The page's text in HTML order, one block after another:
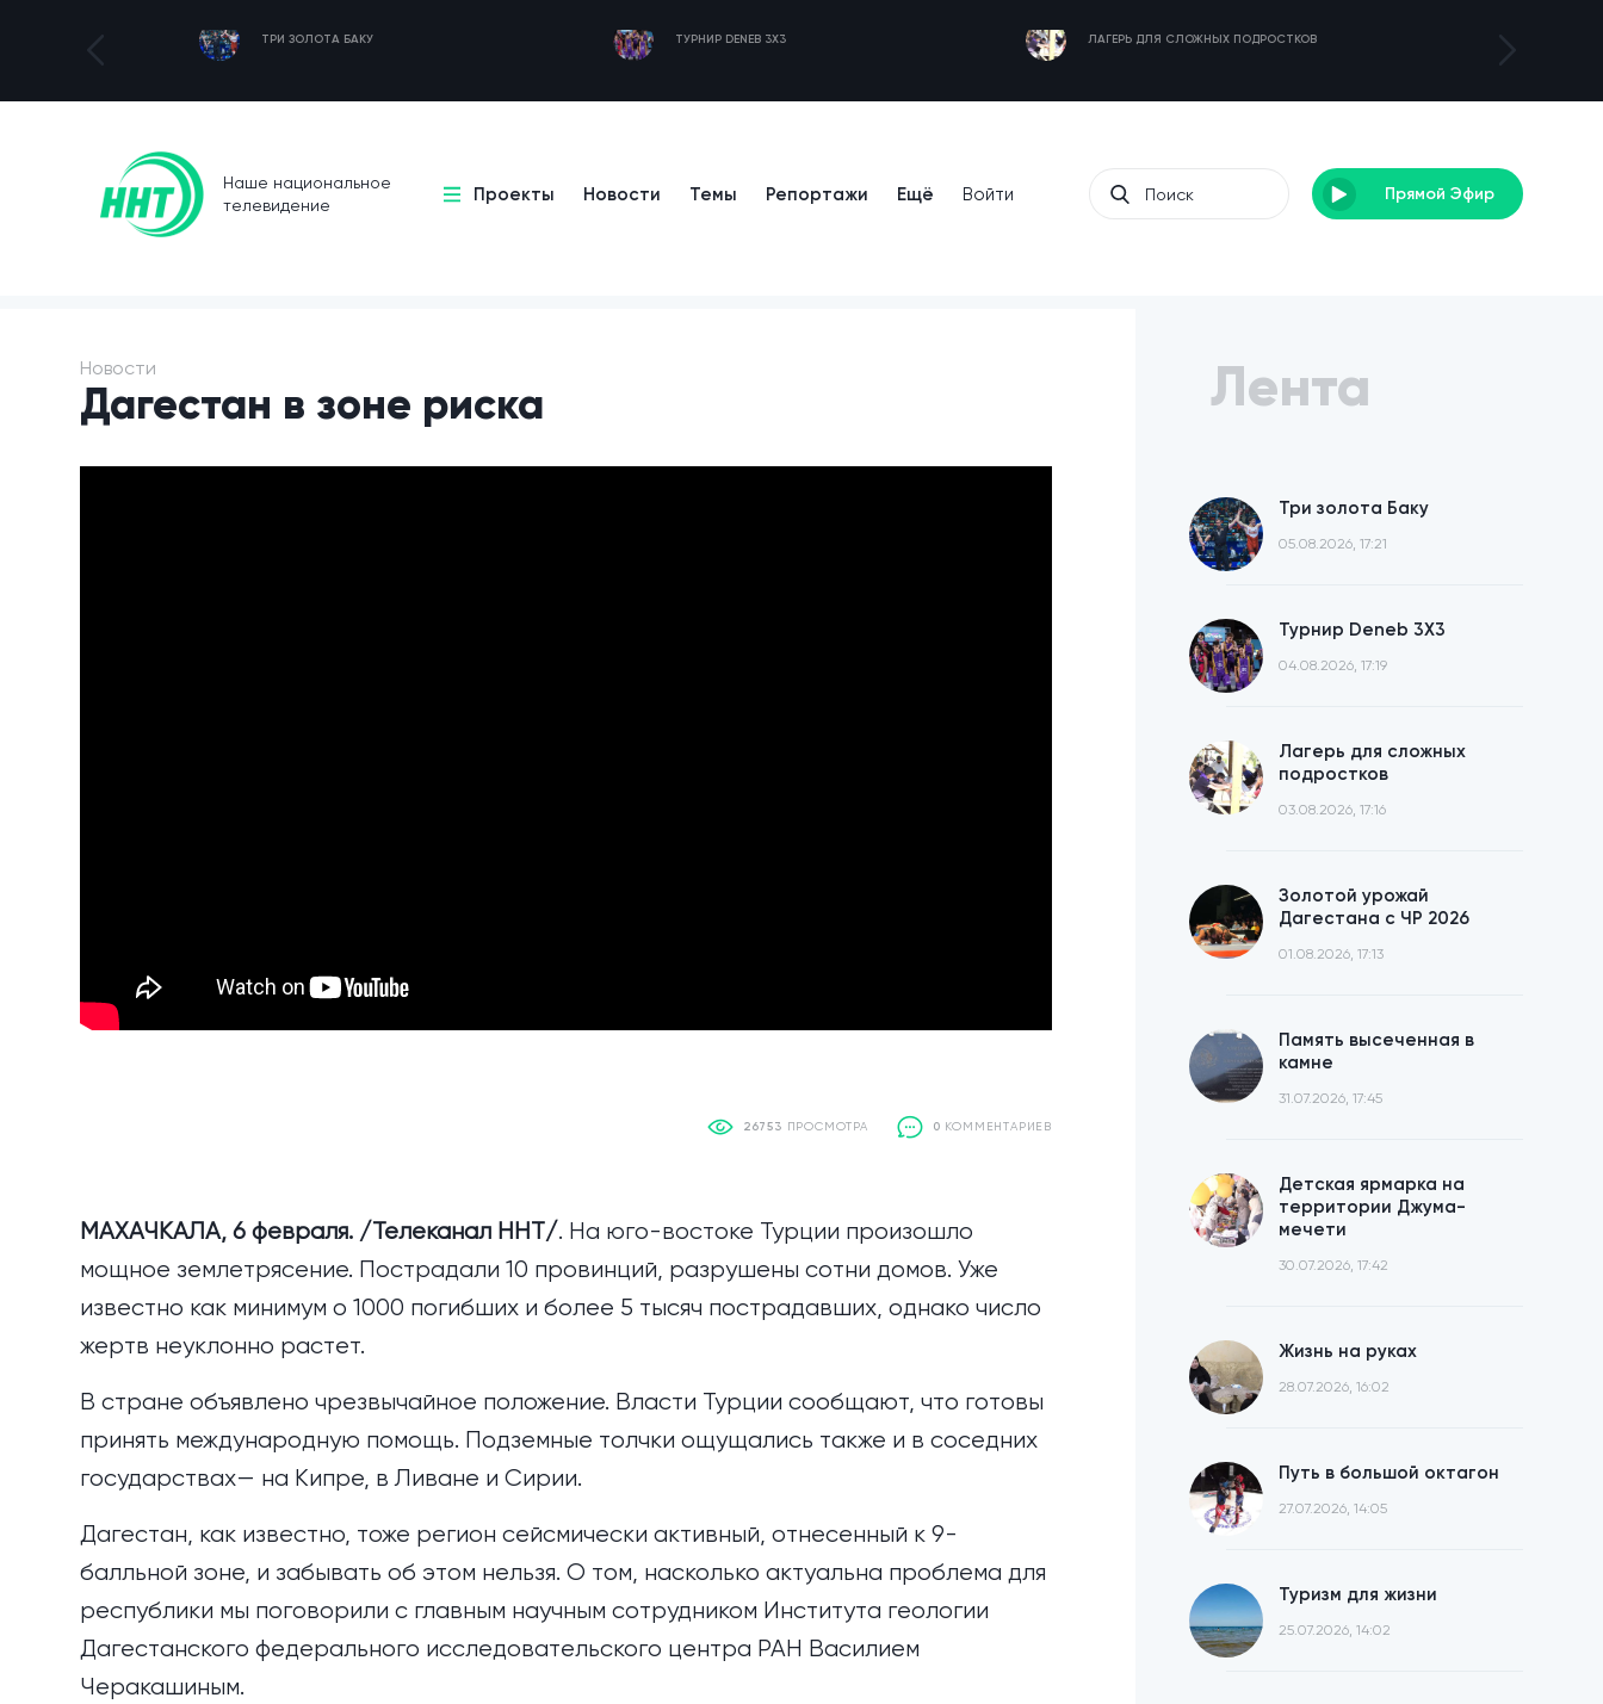
ТРИ ЗОЛОТА БАКУ ТУРНИР DENEB 3X3 ЛАГЕРЬ ДЛЯ СЛОЖНЫХ ПОДРОСТКОВ ЗОЛОТОЙ
Наше национальное
телевидение
Проекты Новости Темы Репортажи Ещё Войти Прямой Эфир
Новости
Дагестан в зоне риска
26753 ПРОСМОТРА 0 КОММЕНТАРИЕВ
МАХАЧКАЛА, 6 февраля. /Телеканал ННТ/. На юго-востоке Турции произошло
мощное землетрясение. Пострадали 10 провинций, разрушены сотни домов. Уже
известно как минимум о 1000 погибших и более 5 тысяч пострадавших, однако число
жертв неуклонно растет.
В стране объявлено чрезвычайное положение. Власти Турции сообщают, что готовы
принять международную помощь. Подземные толчки ощущались также и в соседних
государствах— на Кипре, в Ливане и Сирии.
Дагестан, как известно, тоже регион сейсмически активный, отнесенный к 9-
балльной зоне, и забывать об этом нельзя. О том, насколько актуальна проблема для
республики мы поговорили с главным научным сотрудником Института геологии
Дагестанского федерального исследовательского центра РАН Василием
Черакашиным.
Лента
Три золота Баку
05.08.2026, 17:21
Турнир Deneb 3X3
04.08.2026, 17:19
Лагерь для сложных
подростков
03.08.2026, 17:16
Золотой урожай
Дагестана с ЧР 2026
01.08.2026, 17:13
Память высеченная в
камне
31.07.2026, 17:45
Детская ярмарка на
территории Джума-
мечети
30.07.2026, 17:42
Жизнь на руках
28.07.2026, 16:02
Путь в большой октагон
27.07.2026, 14:05
Туризм для жизни
25.07.2026, 14:02